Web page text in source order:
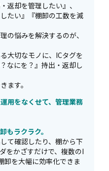
返却を管理したい』、
たい』『棚卸の工数を減
の悩みを解決するのが、
大切なモノに、ICタグを
なにを？』持出・返却し
ます。
用をなくせて、管理業務
もラクラク。
て確認したり、棚から下
をかざすだけで、複数のI
卸を大幅に効率化できま